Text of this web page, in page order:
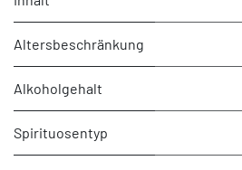
Altersbeschränkung
Alkoholgehalt
Spirituosentyp